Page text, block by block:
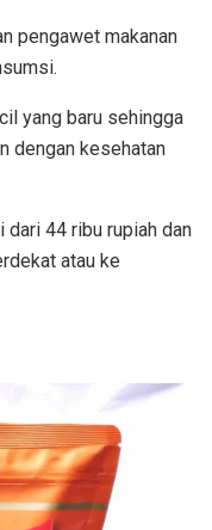
pengawet makanan
yang baru sehingga
dengan kesehatan
dari 44 ribu rupiah dan
atau ke